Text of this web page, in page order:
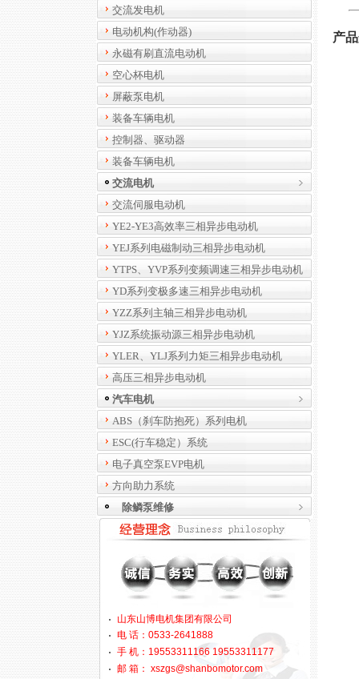
交流发电机
电动机构(作动器)
永磁有刷直流电动机
空心杯电机
屏蔽泵电机
装备车辆电机
控制器、驱动器
装备车辆电机
交流电机
交流伺服电动机
YE2-YE3高效率三相异步电动机
YEJ系列电磁制动三相异步电动机
YTPS、YVP系列变频调速三相异步电动机
YD系列变极多速三相异步电动机
YZZ系列主轴三相异步电动机
YJZ系统振动源三相异步电动机
YLER、YLJ系列力矩三相异步电动机
高压三相异步电动机
汽车电机
ABS（刹车防抱死）系列电机
ESC(行车稳定）系统
电子真空泵EVP电机
方向助力系统
除鳞泵维修
山东山博电机集团有限公司
电 话：0533-2641888
手 机：19553311166 19553311177
邮 箱： xszgs@shanbomotor.com
产